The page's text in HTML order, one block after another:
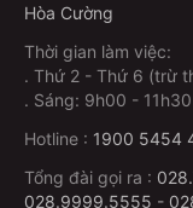
Hòa Cường
Thời gian làm việc:
. Thứ 2 - Thứ 6 (trừ
. Sáng: 9h00 -
Hotline : 1900 5454
Tổng đài gọi ra :
028.9999.5555 -